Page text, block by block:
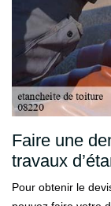
Faire une
travaux
Pour obtenir le